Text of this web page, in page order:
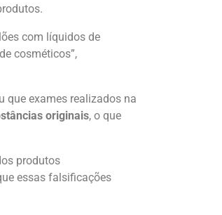
com líquidos de
cosméticos”,
que exames realizados na
originais, o que
produtos
essas falsificações